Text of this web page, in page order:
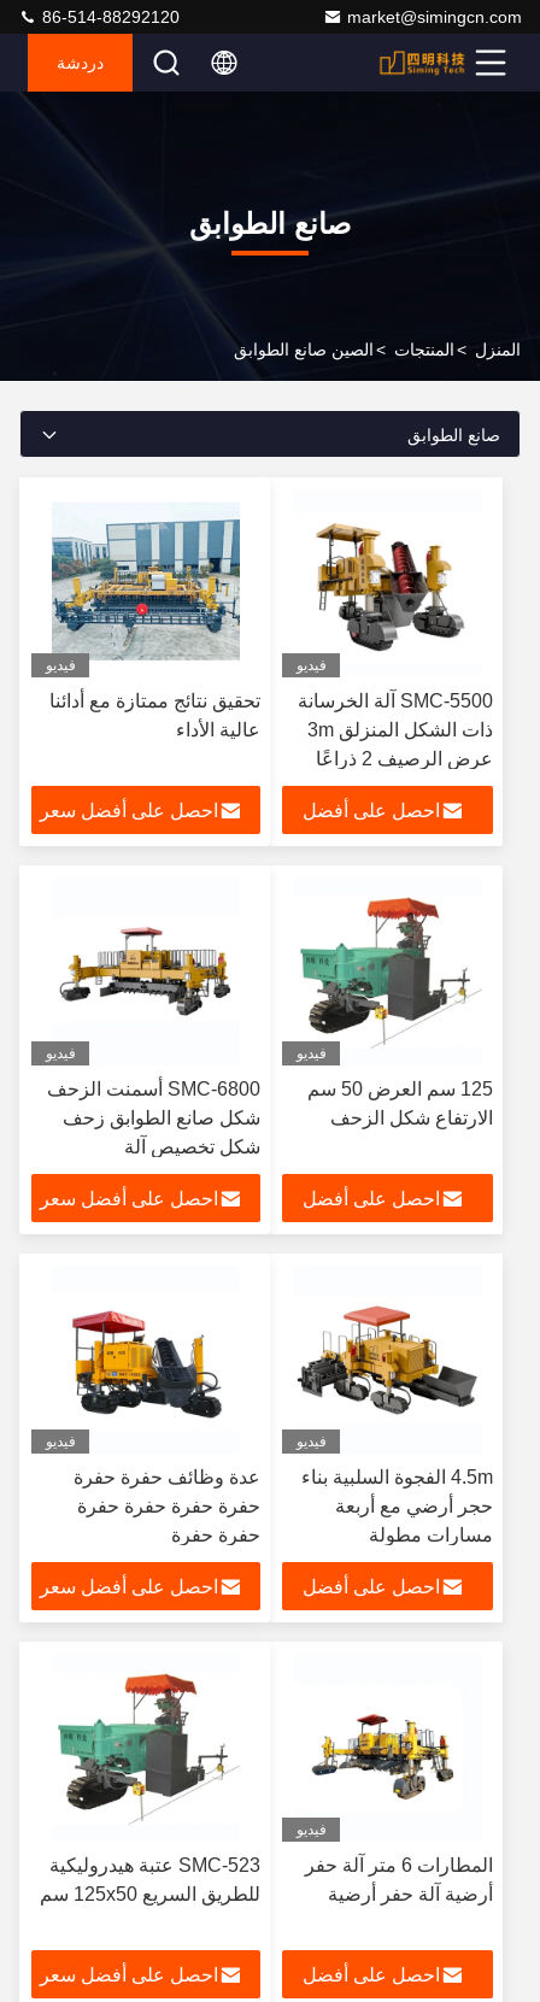
market@simingcn.com
86-514-88292120
دردشة
صانع الطوابق
المنزل >المنتجات >الصين صانع الطوابق
صانع الطوابق
فيديو
SMC-5500 آلة الخرسانة
ذات الشكل المنزلق 3m
عرض الرصيف 2 ذراعًا
متأرجحة أمامية
احصل على أفضل
فيديو
تحقيق نتائج ممتازة مع أدائنا
عالية الأداء
احصل على أفضل سعر
فيديو
125 سم العرض 50 سم
الارتفاع شكل الزحف
احصل على أفضل
فيديو
SMC-6800 أسمنت الزحف
شكل صانع الطوابق زحف
شكل تخصيص آلة
احصل على أفضل سعر
فيديو
4.5m الفجوة السلبية بناء
حجر أرضي مع أربعة
مسارات مطولة
احصل على أفضل
فيديو
عدة وظائف حفرة حفرة
حفرة حفرة حفرة حفرة
حفرة حفرة
احصل على أفضل سعر
فيديو
المطارات 6 متر آلة حفر
أرضية آلة حفر أرضية
احصل على أفضل
SMC-523 عتبة هيدروليكية
للطريق السريع 125x50 سم
احصل على أفضل سعر